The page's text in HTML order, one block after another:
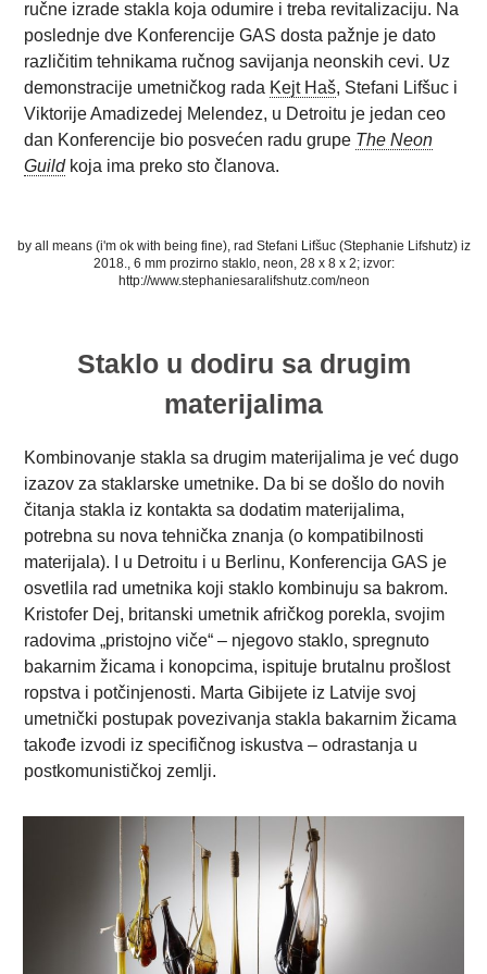
ručne izrade stakla koja odumire i treba revitalizaciju. Na
poslednje dve Konferencije GAS dosta pažnje je dato
različitim tehnikama ručnog savijanja neonskih cevi. Uz
demonstracije umetničkog rada Kejt Haš, Stefani Lifšuc i
Viktorije Amadizedej Melendez, u Detroitu je jedan ceo
dan Konferencije bio posvećen radu grupe The Neon
Guildkoja ima preko sto članova.
by all means (i'm ok with being fine), rad Stefani Lifšuc (Stephanie Lifshutz) iz
2018., 6 mm prozirno staklo, neon, 28 x 8 x 2; izvor:
http://www.stephaniesaralifshutz.com/neon
Staklo u dodiru sa drugim
materijalima
Kombinovanje stakla sa drugim materijalima je već dugo
izazov za staklarske umetnike. Da bi se došlo do novih
čitanja stakla iz kontakta sa dodatim materijalima,
potrebna su nova tehnička znanja (o kompatibilnosti
materijala). I u Detroitu i u Berlinu, Konferencija GAS je
osvetlila rad umetnika koji staklo kombinuju sa bakrom.
Kristofer Dej, britanski umetnik afričkog porekla, svojim
radovima „pristojno viče“ – njegovo staklo, spregnuto
bakarnim žicama i konopcima, ispituje brutalnu prošlost
ropstva i potčinjenosti. Marta Gibijete iz Latvije svoj
umetnički postupak povezivanja stakla bakarnim žicama
takođe izvodi iz specifičnog iskustva – odrastanja u
postkomunističkoj zemlji.